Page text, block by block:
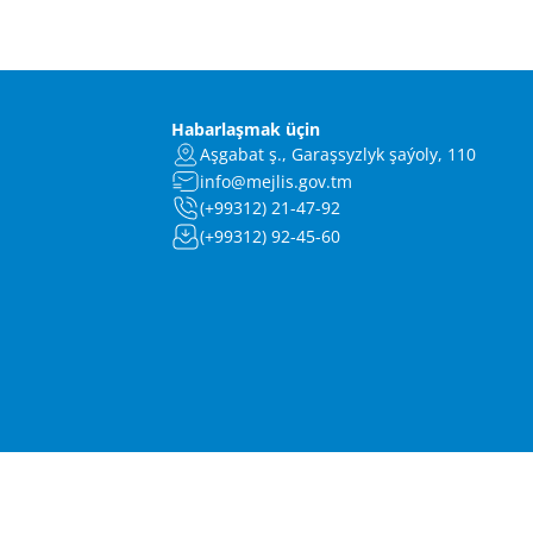
Habarlaşmak üçin
Aşgabat ş., Garaşsyzlyk şaýoly, 110
info@mejlis.gov.tm
(+99312) 21-47-92
(+99312) 92-45-60